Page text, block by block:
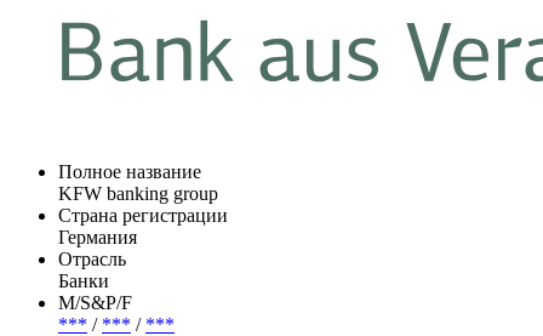
Полное название
KFW banking group
Страна регистрации
Германия
Отрасль
Банки
М/S&P/F
*** / *** / ***